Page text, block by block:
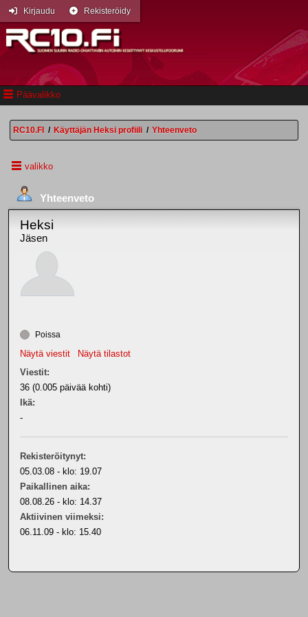
Päävalikko
Kirjaudu Rekisteröidy
RC10.FI / Käyttäjän Heksi profiili / Yhteenveto
valikko
Yhteenveto
Heksi
Jäsen
Poissa
Näytä viestit
Näytä tilastot
Viestit:
36 (0.005 päivää kohti)
Ikä:
-
Rekisteröitynyt:
05.03.08 - klo: 19.07
Paikallinen aika:
08.08.26 - klo: 14.37
Aktiivinen viimeksi:
06.11.09 - klo: 15.40